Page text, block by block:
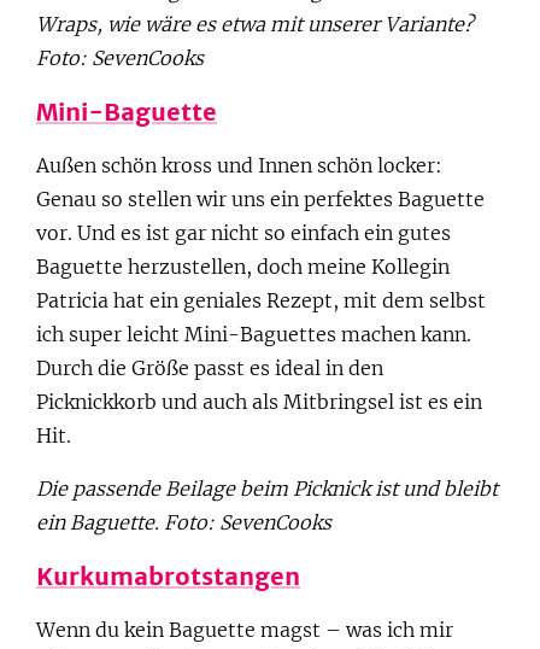
Wraps, wie wäre es etwa mit unserer Variante?
Foto: SevenCooks
Mini-Baguette
Außen schön kross und Innen schön locker:
Genau so stellen wir uns ein perfektes Baguette
vor. Und es ist gar nicht so einfach ein gutes
Baguette herzustellen, doch meine Kollegin
Patricia hat ein geniales Rezept, mit dem selbst
ich super leicht Mini-Baguettes machen kann.
Durch die Größe passt es ideal in den
Picknickkorb und auch als Mitbringsel ist es ein
Hit.
Die passende Beilage beim Picknick ist und bleibt
ein Baguette. Foto: SevenCooks
Kurkumabrotstangen
Wenn du kein Baguette magst – was ich mir